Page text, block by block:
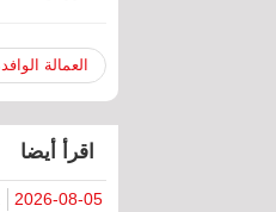
العمالة
اقرأ أيضا
2026-08-05